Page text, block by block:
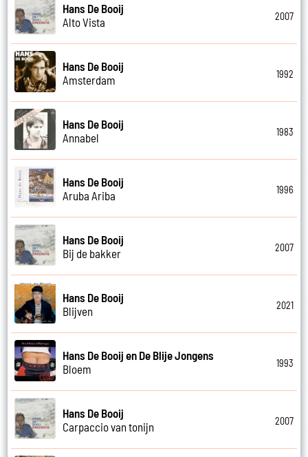
Hans De Booij
Alto Vista
2007
Hans De Booij
Amsterdam
1992
Hans De Booij
Annabel
1983
Hans De Booij
Aruba Ariba
1996
Hans De Booij
Bij de bakker
2007
Hans De Booij
Blijven
2021
Hans De Booij en De Blije Jongens
Bloem
1993
Hans De Booij
Carpaccio van tonijn
2007